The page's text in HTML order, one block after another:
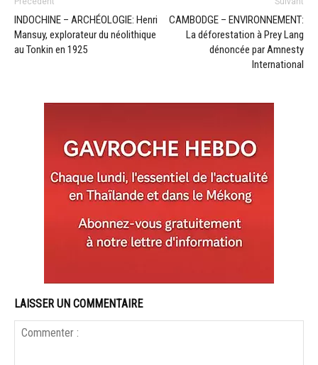
INDOCHINE – ARCHÉOLOGIE: Henri
Mansuy, explorateur du néolithique
au Tonkin en 1925
CAMBODGE – ENVIRONNEMENT:
La déforestation à Prey Lang
dénoncée par Amnesty
International
LAISSER UN COMMENTAIRE